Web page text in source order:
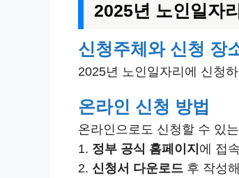
2025년 노인일자
신청주체와 신청 장
2025년 노인일자리에 신청
온라인 신청 방법
온라인으로도 신청할 수 있
1. 정부 공식 홈페이지 에 접
2. 신청서 다운로드 후 작성